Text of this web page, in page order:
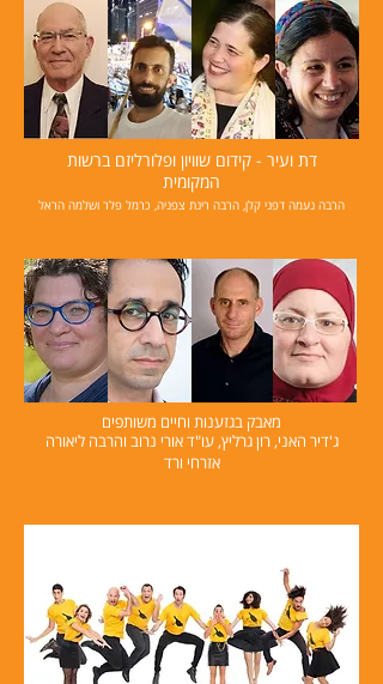
דת ועיר - קידום שוויון ופלורליזם ברשות
המקומית
הרבה נעמה דפני קלן, הרבה רינת צפניה, כרמל פלר ושלמה הראל
מאבק בגזענות וחיים משותפים
ג'דיר האני, רון גרליץ, עו"ד אורי נרוב והרבה ליאורה
אזרחי ורד